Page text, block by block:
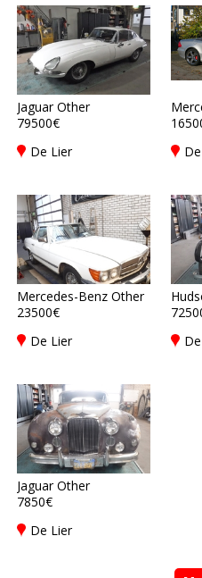
Jaguar Other
79500€
De Lier
Mercedes-Benz Other
23500€
De Lier
Jaguar Other
7850€
De Lier